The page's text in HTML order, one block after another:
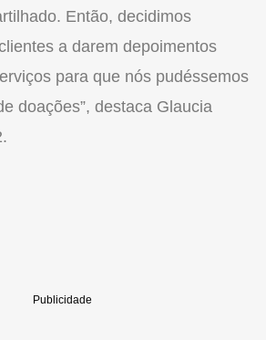
Então, decidimos
a darem depoimentos
para que nós pudéssemos
doações”, destaca Glaucia